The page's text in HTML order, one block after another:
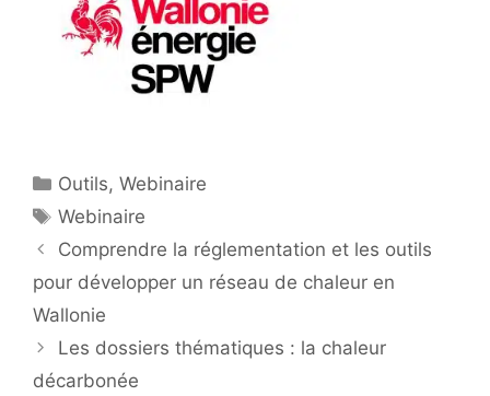
Catégories
Outils,Webinaire
Étiquettes
Webinaire
Comprendre la réglementation et les outils
pour développer un réseau de chaleur en
Wallonie
Les dossiers thématiques : la chaleur
décarbonée